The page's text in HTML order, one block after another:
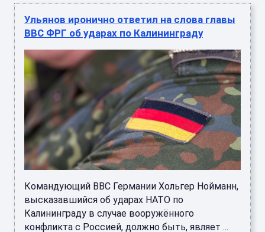
Ульянов иронично ответил на слова главы
ВВС ФРГ об ударах по Калининграду
Командующий ВВС Германии Хольгер Нойманн,
высказавшийся об ударах НАТО по
Калининграду в случае вооружённого
конфликта с Россией, должно быть, являет ...